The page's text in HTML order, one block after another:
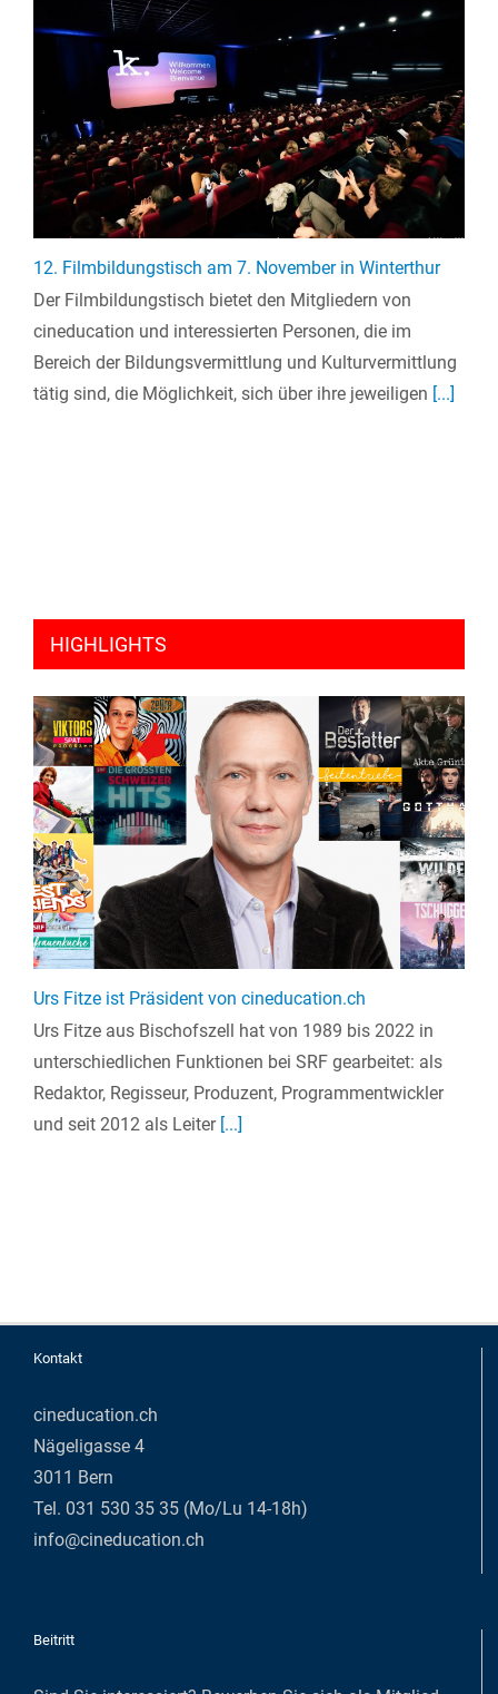
12. Filmbildungstisch am 7. November in Winterthur
Der Filmbildungstisch bietet den Mitgliedern von
cineducation und interessierten Personen, die im
Bereich der Bildungsvermittlung und Kulturvermittlung
tätig sind, die Möglichkeit, sich über ihre jeweiligen [...]
HIGHLIGHTS
Urs Fitze ist Präsident von cineducation.ch
Urs Fitze aus Bischofszell hat von 1989 bis 2022 in
unterschiedlichen Funktionen bei SRF gearbeitet: als
Redaktor, Regisseur, Produzent, Programmentwickler
und seit 2012 als Leiter[...]
Kontakt
cineducation.ch
Nägeligasse 4
3011 Bern
Tel. 031 530 35 35 (Mo/Lu 14-18h)
info@cineducation.ch
Beitritt